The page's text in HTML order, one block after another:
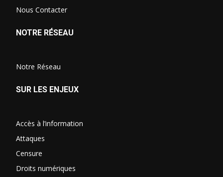
Nous Contacter
NOTRE RÉSEAU
Notre Réseau
SUR LES ENJEUX
Accès à l’information
Attaques
Censure
Droits numériques